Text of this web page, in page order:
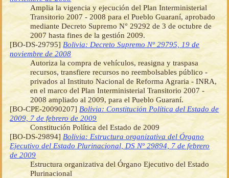
Amplia la vigencia y ejecución del Plan Interministerial
Transitorio 2007 - 2008 para el Pueblo Guaraní, aprobado
mediante Decreto Supremo N° 29292 de 3 de octubre de
2007 hasta fines de la gestión 2009.
[BO-DS-29795] Bolivia: Decreto Supremo Nº 29795, 19 de
noviembre de 2008
Autoriza la compra de vehículos, reasigna y traspasa
recursos, transfiere recursos no reembolsables público -
privados al Instituto Nacional de Reforma Agraria - INRA,
en el marco del Plan Interministerial Transitorio 2007 -
2008 ampliado al 2009, para el Pueblo Guaraní.
[BO-CPE-20090207] Bolivia: Constitución Política del Estado de
2009, 7 de febrero de 2009
Constitución Política del Estado de 2009
[BO-DS-29894] Bolivia: Estructura organizativa del Órgano
Ejecutivo del Estado Plurinacional, DS Nº 29894, 7 de febrero
de 2009
Estructura organizativa del Órgano Ejecutivo del Estado
Plurinacional